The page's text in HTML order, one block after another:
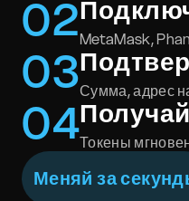
02MetaMask,
03Сумма, адрес
04Токены
Меняй за